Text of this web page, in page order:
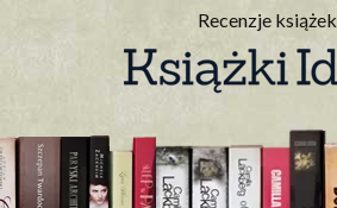
Recenzje książek